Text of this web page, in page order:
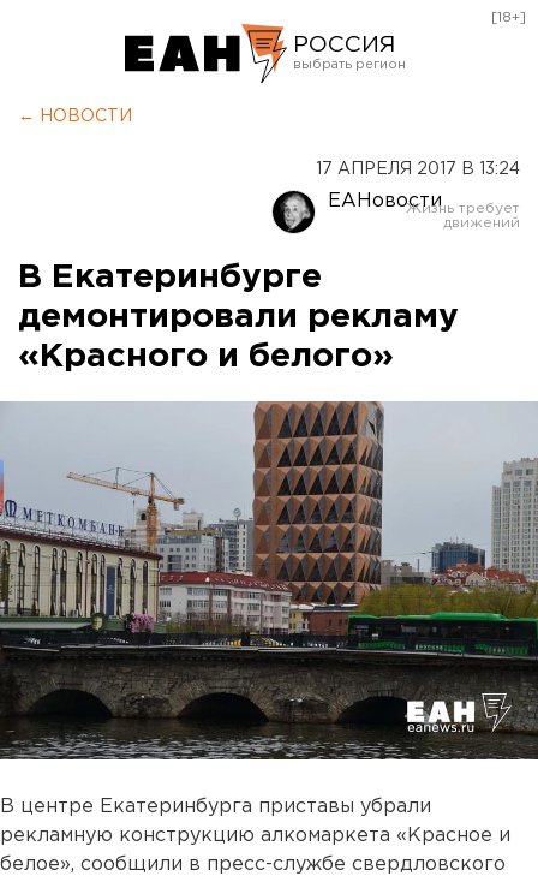
РОССИЯ
Оренбург
[18+]
← НОВОСТИ
17 АПРЕЛЯ 2017 В 13:24
ЕАНовости
В Екатеринбурге
демонтировали рекламу
«Красного и белого»
В центре Екатеринбурга приставы убрали
рекламную конструкцию алкомаркета «Красное и
белое», сообщили в пресс-службе свердловского